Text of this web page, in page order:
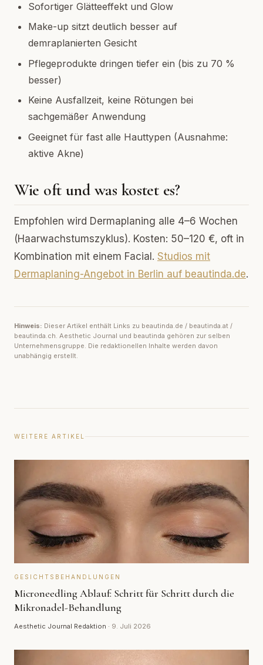
Sofortiger Glätteeffekt und Glow
Make-up sitzt deutlich besser auf
demraplanierten Gesicht
Pflegeprodukte dringen tiefer ein (bis zu 70 %
besser)
Keine Ausfallzeit, keine Rötungen bei
sachgemäßer Anwendung
Geeignet für fast alle Hauttypen (Ausnahme:
aktive Akne)
Wie oft und was kostet es?
Empfohlen wird Dermaplaning alle 4–6 Wochen
(Haarwachstumszyklus). Kosten: 50–120 €, oft in
Kombination mit einem Facial. Studios mit
Dermaplaning-Angebot in Berlin auf beautinda.de.
Hinweis: Dieser Artikel enthält Links zu beautinda.de / beautinda.at /
beautinda.ch. Aesthetic Journal und beautinda gehören zur selben
Unternehmensgruppe. Die redaktionellen Inhalte werden davon
unabhängig erstellt.
WEITERE ARTIKEL
GESICHTSBEHANDLUNGEN
Microneedling Ablauf: Schritt für Schritt durch die
Mikronadel-Behandlung
Aesthetic Journal Redaktion · 9. Juli 2026